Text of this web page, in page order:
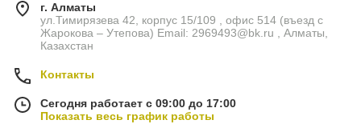
г. Алматы
ул.Тимирязева 42, корпус 15/109 , офис 514 (въезд с
Жарокова – Утепова) Email: 2969493@bk.ru , Алматы,
Казахстан
Контакты
Сегодня работает с 09:00 до 17:00
Показать весь график работы